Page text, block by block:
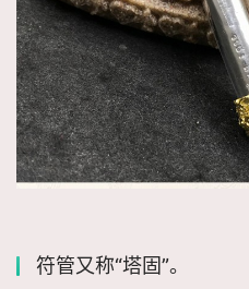
符管又称“塔固”。